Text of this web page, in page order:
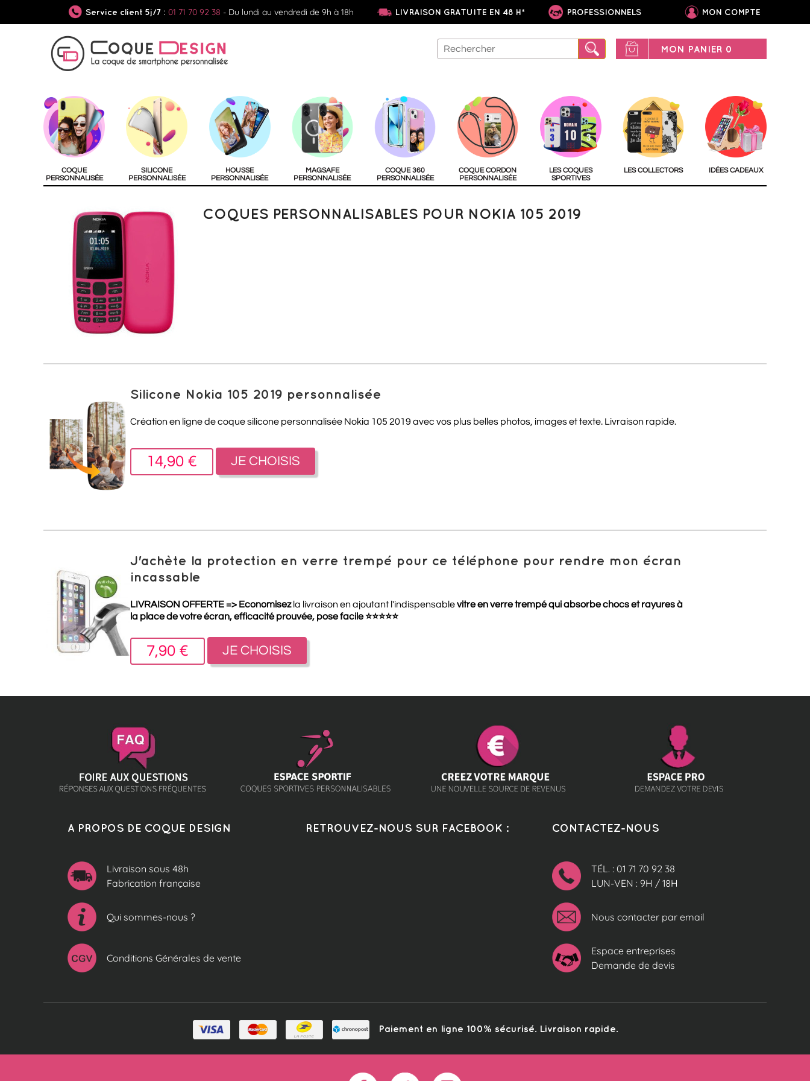
Service client 5j/7 : 01 71 70 92 38 - Du lundi au vendredi de 9h à 18h LIVRAISON GRATUITE EN 48 H* PROFESSIONNELS MON COMPTE
MON PANIER 0
COQUE
PERSONNALISÉE
SILICONE
PERSONNALISÉE
HOUSSE
PERSONNALISÉE
MAGSAFE
PERSONNALISÉE
COQUE 360
PERSONNALISÉE
COQUE CORDON
PERSONNALISÉE
LES COQUES
SPORTIVES
LES COLLECTORS IDÉES CADEAUX
COQUES PERSONNALISABLES POUR NOKIA 105 2019
Silicone Nokia 105 2019 personnalisée
Création en ligne de coque silicone personnalisée Nokia 105 2019 avec vos plus belles photos, images et texte. Livraison rapide.
14,90 € JE CHOISIS
J'achète la protection en verre trempé pour ce téléphone pour rendre mon écran
incassable
LIVRAISON OFFERTE => Economisezla livraison en ajoutant l'indispensablevitre en verre trempé qui absorbe chocs et rayures à
la place de votre écran, efficacité prouvée, pose facile⭐⭐⭐⭐⭐
7,90 € JE CHOISIS
A PROPOS DE COQUE DESIGN
Livraison sous 48h
Fabrication française
Qui sommes-nous ?
Conditions Générales de vente
RETROUVEZ-NOUS SUR FACEBOOK : CONTACTEZ-NOUS
TÉL. : 01 71 70 92 38
LUN-VEN : 9H / 18H
Nous contacter par email
Espace entreprises
Demande de devis
Paiement en ligne 100% sécurisé. Livraison rapide.